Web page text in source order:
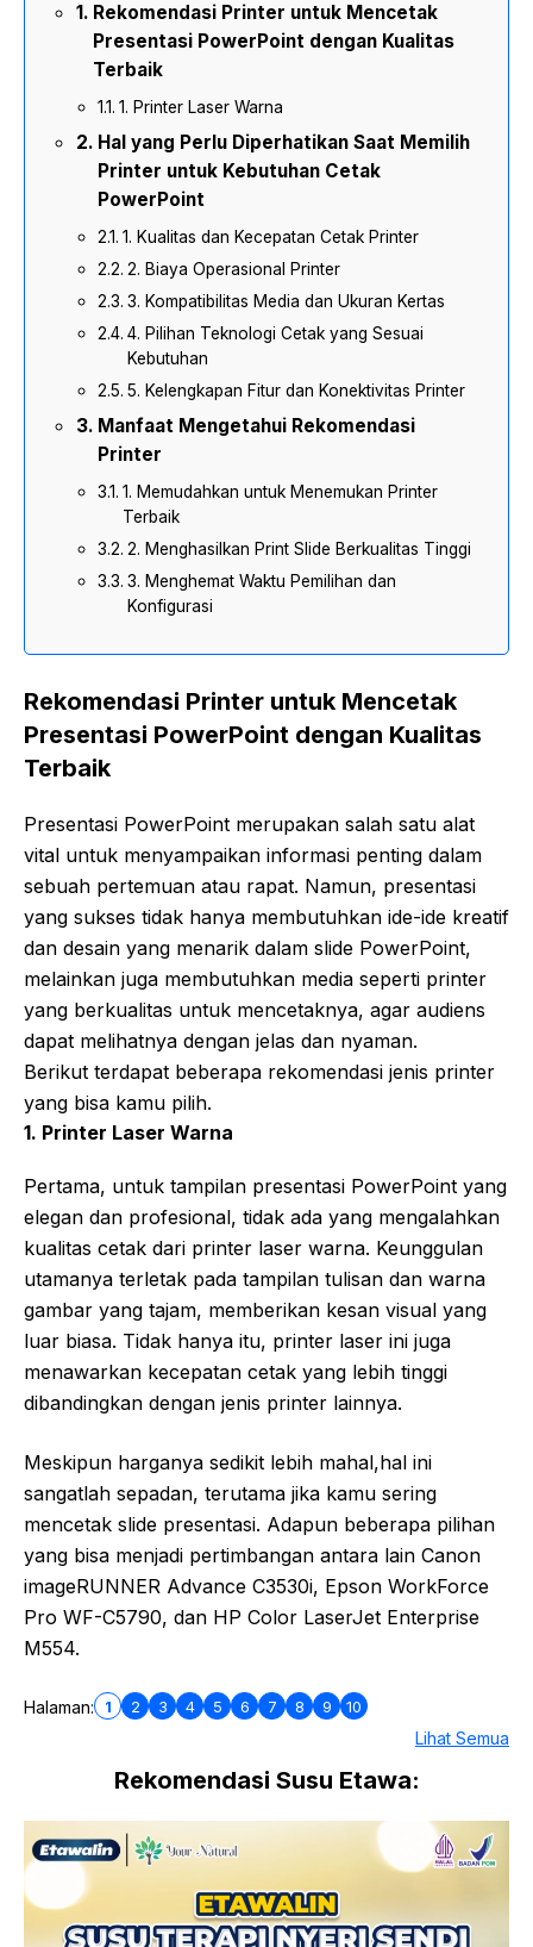
Rekomendasi Printer untuk Mencetak
Presentasi PowerPoint dengan Kualitas
Terbaik
1. Printer Laser Warna
Hal yang Perlu Diperhatikan Saat Memilih
Printer untuk Kebutuhan Cetak
PowerPoint
1. Kualitas dan Kecepatan Cetak Printer
2. Biaya Operasional Printer
3. Kompatibilitas Media dan Ukuran Kertas
4. Pilihan Teknologi Cetak yang Sesuai
Kebutuhan
5. Kelengkapan Fitur dan Konektivitas Printer
Manfaat Mengetahui Rekomendasi
Printer
1. Memudahkan untuk Menemukan Printer
Terbaik
2. Menghasilkan Print Slide Berkualitas Tinggi
3. Menghemat Waktu Pemilihan dan
Konfigurasi
Rekomendasi Printer untuk Mencetak
Presentasi PowerPoint dengan Kualitas
Terbaik
Presentasi PowerPoint merupakan salah satu alat
vital untuk menyampaikan informasi penting dalam
sebuah pertemuan atau rapat. Namun, presentasi
yang sukses tidak hanya membutuhkan ide-ide kreatif
dan desain yang menarik dalam slide PowerPoint,
melainkan juga membutuhkan media seperti printer
yang berkualitas untuk mencetaknya, agar audiens
dapat melihatnya dengan jelas dan nyaman.
Berikut terdapat beberapa rekomendasi jenis printer
yang bisa kamu pilih.
1. Printer Laser Warna
Pertama, untuk tampilan presentasi PowerPoint yang
elegan dan profesional, tidak ada yang mengalahkan
kualitas cetak dari printer laser warna. Keunggulan
utamanya terletak pada tampilan tulisan dan warna
gambar yang tajam, memberikan kesan visual yang
luar biasa. Tidak hanya itu, printer laser ini juga
menawarkan kecepatan cetak yang lebih tinggi
dibandingkan dengan jenis printer lainnya.
Meskipun harganya sedikit lebih mahal,hal ini
sangatlah sepadan, terutama jika kamu sering
mencetak slide presentasi. Adapun beberapa pilihan
yang bisa menjadi pertimbangan antara lain Canon
imageRUNNER Advance C3530i, Epson WorkForce
Pro WF-C5790, dan HP Color LaserJet Enterprise
M554.
Halaman: 1 2 3 4 5 6 7 8 9 10
Lihat Semua
Rekomendasi Susu Etawa: